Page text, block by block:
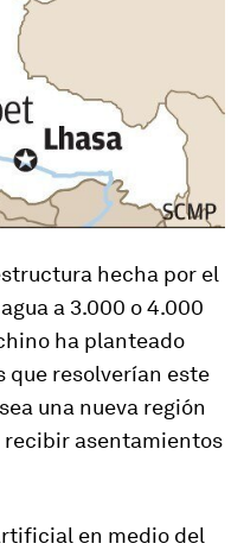
hecha por el
a 3.000 o 4.000
ha planteado
que resolverían este
una nueva región
recibir asentamientos
en medio del